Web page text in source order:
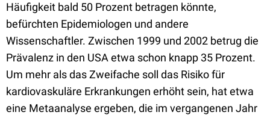
Häufigkeit bald 50 Prozent betragen könnte,
befürchten Epidemiologen und andere
Wissenschaftler. Zwischen 1999 und 2002 betrug die
Prävalenz in den USA etwa schon knapp 35 Prozent.
Um mehr als das Zweifache soll das Risiko für
kardiovaskuläre Erkrankungen erhöht sein, hat etwa
eine Metaanalyse ergeben, die im vergangenen Jahr